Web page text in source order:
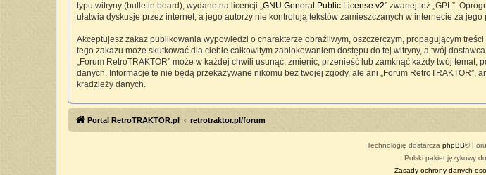
typu witryny (bulletin board), wydane na licencji „GNU General Public License v2” zwanej też „GPL”.
ułatwia dyskusje przez internet, a jego autorzy nie kontrolują tekstów zamieszczanych w internecie za
Akceptujesz zakaz publikowania wypowiedzi o charakterze obraźliwym, oszczerczym, propagującym
tego zakazu może skutkować dla ciebie całkowitym zablokowaniem dostępu do tej witryny, a twój
„Forum RetroTRAKTOR” może w każdej chwili usunąć, zmienić, przenieść lub zamknąć każdy twój
danych. Informacje te nie będą przekazywane nikomu bez twojej zgody, ale ani „Forum
kradzieży danych.
Portal RetroTRAKTOR.pl retrotraktor.pl/forum
Technologię dostarcza phpBB®
Polski pakiet językowy
Zasady ochrony danych